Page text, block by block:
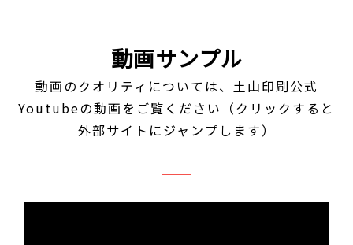
動画サンプル
動画のクオリティについては、土山印刷公式
Youtubeの動画をご覧ください（クリックすると
外部サイトにジャンプします）